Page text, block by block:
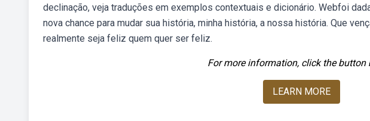
declinação, veja traduções em exemplos contextuais e dicionário. Webfoi
nova chance para mudar sua história, minha história, a nossa história. Que
realmente seja feliz quem quer ser feliz.
For more information, click the button
LEARN MORE